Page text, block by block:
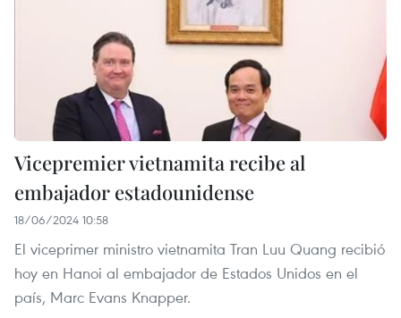
Vicepremier vietnamita recibe al
embajador estadounidense
18/06/2024 10:58
El viceprimer ministro vietnamita Tran Luu Quang recibió
hoy en Hanoi al embajador de Estados Unidos en el
país, Marc Evans Knapper.